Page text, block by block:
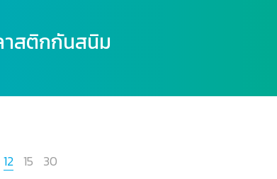
สติกกันสนิม
12 15 30